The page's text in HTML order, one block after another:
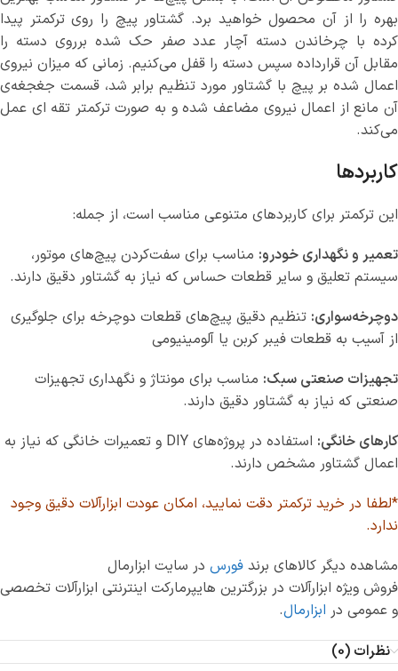
بهره را از آن محصول خواهید برد. گشتاور پیچ را روی ترکمتر پیدا
کرده با چرخاندن دسته آچار عدد صفر حک شده برروی دسته را
مقابل آن قرارداده سپس دسته را قفل می‌کنیم. زمانی که میزان نیروی
اعمال شده بر پیچ با گشتاور مورد تنظیم برابر شد، قسمت جغجغه‌ی
آن مانع از اعمال نيروی مضاعف شده و به صورت ترکمتر تقه ای عمل
می‌کند.
کاربردها
این ترکمتر برای کاربردهای متنوعی مناسب است، از جمله:
تعمیر و نگهداری خودرو: مناسب برای سفت‌کردن پیچ‌های موتور،
سیستم تعلیق و سایر قطعات حساس که نیاز به گشتاور دقیق دارند.
دوچرخه‌سواری: تنظیم دقیق پیچ‌های قطعات دوچرخه برای جلوگیری
از آسیب به قطعات فیبر کربن یا آلومینیومی
تجهیزات صنعتی سبک: مناسب برای مونتاژ و نگهداری تجهیزات
صنعتی که نیاز به گشتاور دقیق دارند.
کارهای خانگی:
استفاده در پروژه‌های DIY و تعمیرات خانگی که نیاز به
اعمال گشتاور مشخص دارند.
*لطفا در خرید ترکمتر دقت نمایید، امکان عودت ابزارآلات دقیق وجود
ندارد.
مشاهده دیگر کالاهای برند فورس در سایت ابزارمال
فروش ویژه ابزارآلات در بزرگترین هایپرمارکت اینترنتی ابزارآلات تخصصی
و عمومی در ابزارمال.
نظرات (0)